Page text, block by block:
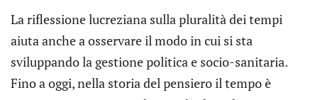
La riflessione lucreziana sulla pluralità dei tempi
aiuta anche a osservare il modo in cui si sta
sviluppando la gestione politica e socio-sanitaria.
Fino a oggi, nella storia del pensiero il tempo è